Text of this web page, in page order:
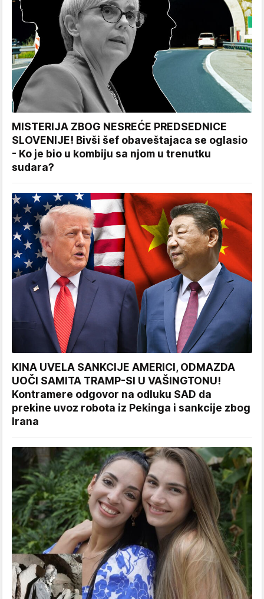
MISTERIJA ZBOG NESREĆE PREDSEDNICE
SLOVENIJE! Bivši šef obaveštajaca se oglasio
- Ko je bio u kombiju sa njom u trenutku
sudara?
KINA UVELA SANKCIJE AMERICI, ODMAZDA
UOČI SAMITA TRAMP-SI U VAŠINGTONU!
Kontramere odgovor na odluku SAD da
prekine uvoz robota iz Pekinga i sankcije zbog
Irana